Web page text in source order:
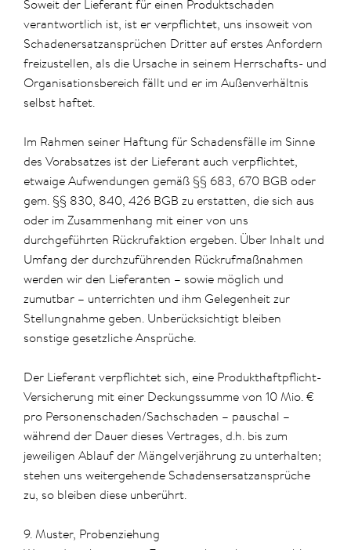
Soweit der Lieferant für einen Produktschaden
verantwortlich ist, ist er verpflichtet, uns insoweit von
Schadenersatzansprüchen Dritter auf erstes Anfordern
freizustellen, als die Ursache in seinem Herrschafts- und
Organisationsbereich fällt und er im Außenverhältnis
selbst haftet.
Im Rahmen seiner Haftung für Schadensfälle im Sinne
des Vorabsatzes ist der Lieferant auch verpflichtet,
etwaige Aufwendungen gemäß §§ 683, 670 BGB oder
gem. §§ 830, 840, 426 BGB zu erstatten, die sich aus
oder im Zusammenhang mit einer von uns
durchgeführten Rückrufaktion ergeben. Über Inhalt und
Umfang der durchzuführenden Rückrufmaßnahmen
werden wir den Lieferanten – sowie möglich und
zumutbar – unterrichten und ihm Gelegenheit zur
Stellungnahme geben. Unberücksichtigt bleiben
sonstige gesetzliche Ansprüche.
Der Lieferant verpflichtet sich, eine Produkthaftpflicht-
Versicherung mit einer Deckungssumme von 10 Mio. €
pro Personenschaden/Sachschaden – pauschal –
während der Dauer dieses Vertrages, d.h. bis zum
jeweiligen Ablauf der Mängelverjährung zu unterhalten;
stehen uns weitergehende Schadensersatzansprüche
zu, so bleiben diese unberührt.
9. Muster, Probenziehung